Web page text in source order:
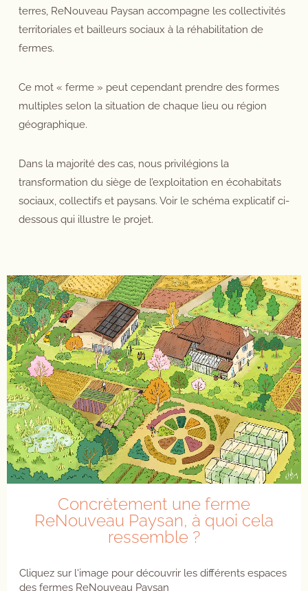
terres, ReNouveau Paysan accompagne les collectivités
territoriales et bailleurs sociaux à la réhabilitation de
fermes.
Ce mot « ferme » peut cependant prendre des formes
multiples selon la situation de chaque lieu ou région
géographique.
Dans la majorité des cas, nous privilégions la
transformation du siège de l’exploitation en écohabitats
sociaux, collectifs et paysans. Voir le schéma explicatif ci-
dessous qui illustre le projet.
Concrètement une ferme
ReNouveau Paysan, à quoi cela
ressemble ?
Cliquez sur l'image pour découvrir les différents espaces
des fermes ReNouveau Paysan